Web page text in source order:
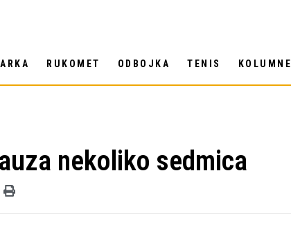
RUKOMET ODBOJKA TENIS KOLUMNE
nekoliko sedmica